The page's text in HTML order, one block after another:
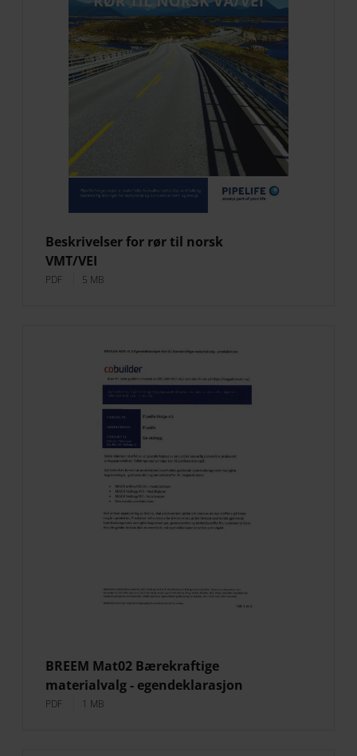
Beskrivelser for rør til norsk
VMT/VEI
PDF 5 MB
BREEM Mat02 Bærekraftige
materialvalg - egendeklarasjon
PDF 1 MB